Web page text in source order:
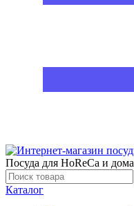
Посуда для HoReCa и дома
Каталог